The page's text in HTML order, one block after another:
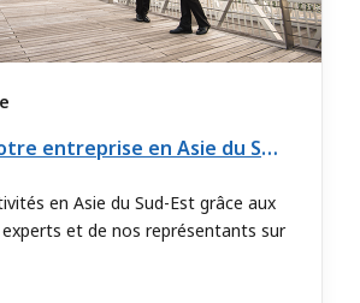
L’avenir de votre entreprise en Asie du Sud-Est
en Asie du Sud-Est grâce aux
et de nos représentants sur